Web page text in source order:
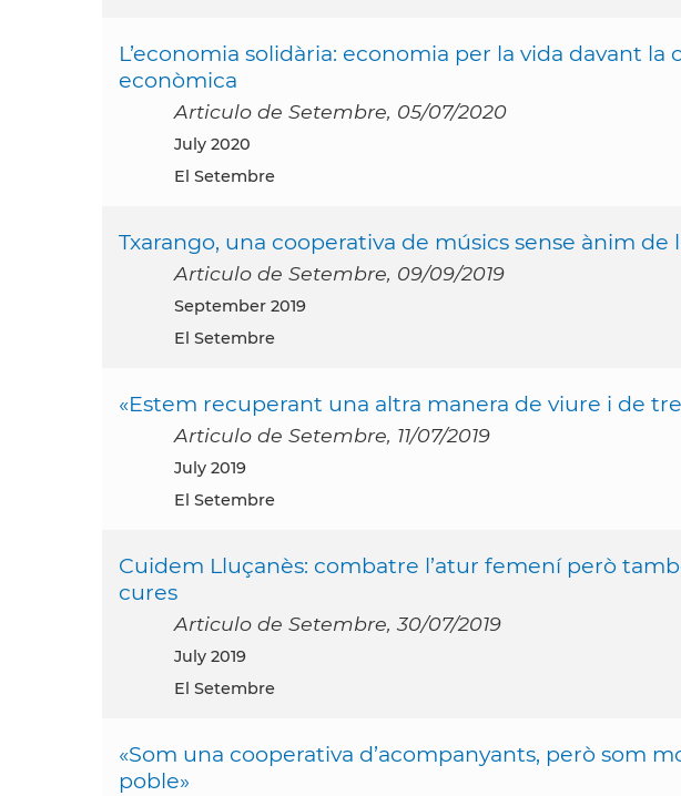
L’economia solidària: economia per la vida davant la
econòmica
Articulo de Setembre, 05/07/2020
July 2020
El Setembre
Txarango, una cooperativa de músics sense ànim de
Articulo de Setembre, 09/09/2019
September 2019
El Setembre
«Estem recuperant una altra manera de viure i de
Articulo de Setembre, 11/07/2019
July 2019
El Setembre
Cuidem Lluçanès: combatre l’atur femení però
cures
Articulo de Setembre, 30/07/2019
July 2019
El Setembre
«Som una cooperativa d’acompanyants, però som
poble»